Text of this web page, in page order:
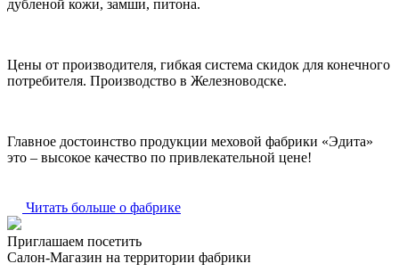
дубленой кожи, замши, питона.
Цены от производителя, гибкая система скидок для конечного
потребителя. Производство в Железноводске.
Главное достоинство продукции меховой фабрики «Эдита»
это – высокое качество по привлекательной цене!
Читать больше о фабрике
Приглашаем посетить
Салон-Магазин на территории фабрики